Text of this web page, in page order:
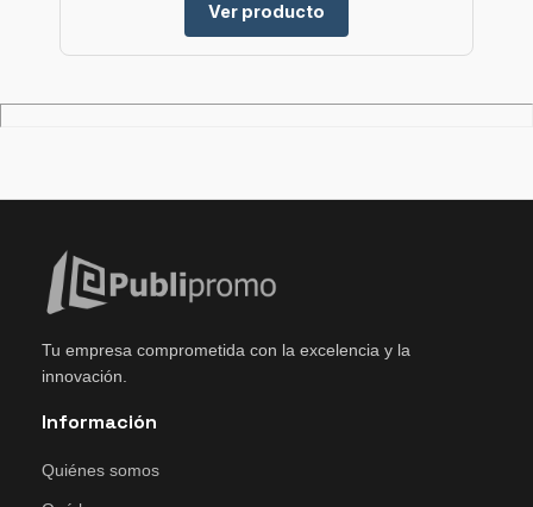
Ver producto
Tu empresa comprometida con la excelencia y la
innovación.
Información
Quiénes somos